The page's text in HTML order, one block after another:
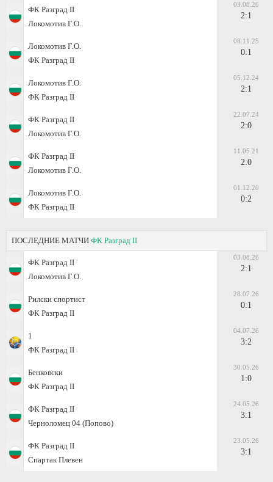
ФК Разград II
Локомотив Г.О.
03.08.26
2:1
Локомотив Г.О.
ФК Разград II
08.11.25
0:1
Локомотив Г.О.
ФК Разград II
05.12.24
2:1
ФК Разград II
Локомотив Г.О.
22.07.24
2:0
ФК Разград II
Локомотив Г.О.
11.05.21
2:0
Локомотив Г.О.
ФК Разград II
01.12.20
0:2
ПОСЛЕДНИЕ МАТЧИ ФК Разград II
ФК Разград II
Локомотив Г.О.
03.08.26
2:1
Рилски спортист
ФК Разград II
28.07.26
0:1
1
ФК Разград II
04.07.26
3:2
Бенковски
ФК Разград II
30.05.26
1:0
ФК Разград II
Черноломец 04 (Попово)
24.05.26
3:1
ФК Разград II
Спартак Плевен
23.05.26
3:1